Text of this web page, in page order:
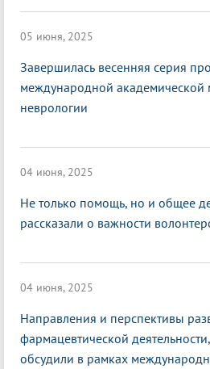
05 июня, 2025
Завершилась весенняя серия
международной академической
неврологии
04 июня, 2025
Не только помощь, но и общее
рассказали о важности
04 июня, 2025
Направления и перспективы
фармацевтической
обсудили в рамках